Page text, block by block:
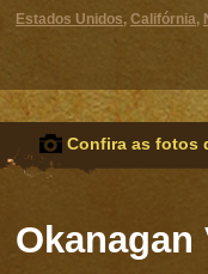
Estados Unidos, Califórnia,
Confira as fotos
Okanagan